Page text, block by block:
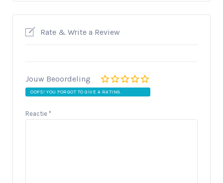
Rate & Write a Review
Jouw Beoordeling
OOPS! YOU FORGOT TO GIVE A RATING.
Reactie *